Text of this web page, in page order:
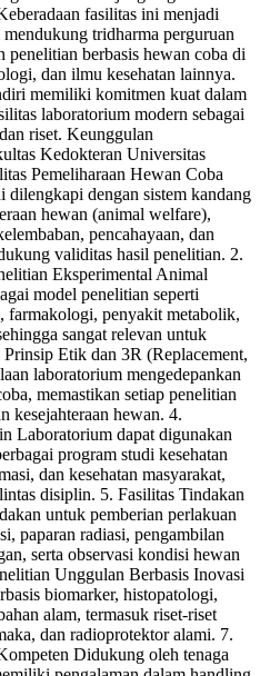
fasilitas ini menjadi
tridharma perguruan
penelitian berbasis hewan coba di
dan ilmu kesehatan lainnya.
memiliki komitmen kuat dalam
laboratorium modern sebagai
riset. Keunggulan
Kedokteran Universitas
Pemeliharaan Hewan Coba
dengan sistem kandang
hewan (animal welfare),
pencahayaan, dan
validitas hasil penelitian. 2.
Eksperimental Animal
model penelitian seperti
farmakologi, penyakit metabolik,
sangat relevan untuk
Etik dan 3R (Replacement,
laboratorium mengedepankan
memastikan setiap penelitian
kesejahteraan hewan. 4.
Laboratorium dapat digunakan
program studi kesehatan
dan kesehatan masyarakat,
disiplin. 5. Fasilitas Tindakan
untuk pemberian perlakuan
paparan radiasi, pengambilan
serta observasi kondisi hewan
Unggulan Berbasis Inovasi
biomarker, histopatologi,
alam, termasuk riset-riset
dan radioprotektor alami. 7.
Didukung oleh tenaga